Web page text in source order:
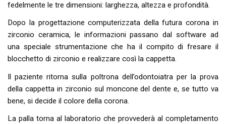
fedelmente le tre dimensioni: larghezza, altezza e profondità.
Dopo la progettazione computerizzata della futura corona in
zirconio ceramica, le informazioni passano dal software ad
una speciale strumentazione che ha il compito di fresare il
blocchetto di zirconio e realizzare così la cappetta.
Il paziente ritorna sulla poltrona dell’odontoiatra per la prova
della cappetta in zirconio sul moncone del dente e, se tutto va
bene, si decide il colore della corona.
La palla torna al laboratorio che provvederà al completamento